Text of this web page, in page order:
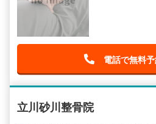
電話で無料
立川砂川整骨院